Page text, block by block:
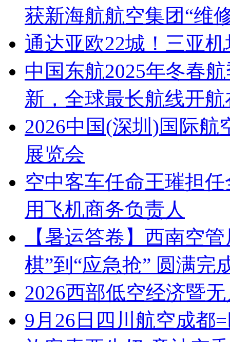
获新海航航空集团“维
通达亚欧22城！三亚
中国东航2025年冬春
新，全球最长航线开航
2026中国(深圳)国际
展览会
空中客车任命王璀担
用飞机商务负责人
【暑运答卷】西南空
棋”到“应急抢” 圆满完
2026西部低空经济暨
9月26日四川航空成都